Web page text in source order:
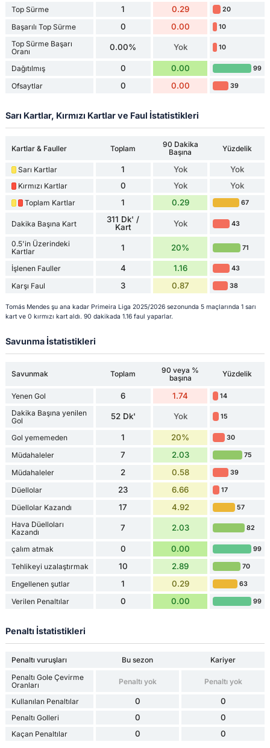
Top Sürme 1 0.29 20
Başarılı Top Sürme 0 0.00 10
Top Sürme Başarı
Oranı
0.00% Yok 10
Dağıtılmış 0 0.00 99
Ofsaytlar 0 0.00 39
Sarı Kartlar, Kırmızı Kartlar ve Faul İstatistikleri
Kartlar & Fauller Toplam
90 Dakika
Başına
Yüzdelik
Sarı Kartlar 1 Yok Yok
Kırmızı Kartlar 0 Yok Yok
Toplam Kartlar 1 0.29 67
Dakika Başına Kart
311 Dk' /
Kart
Yok 43
0.5'in Üzerindeki
Kartlar
1 20% 71
İşlenen Fauller 4 1.16 43
Karşı Faul 3 0.87 38
Tomás Mendes şu ana kadar Primeira Liga 2025/2026 sezonunda 5 maçlarında 1 sarı
kart ve 0 kırmızı kart aldı. 90 dakikada 1.16 faul yaparlar.
Savunma İstatistikleri
Savunmak Toplam
90 veya %
başına
Yüzdelik
Yenen Gol 6 1.74 14
Dakika Başına yenilen
Gol
52 Dk' Yok 15
Gol yememeden 1 20% 30
Müdahaleler 7 2.03 75
Müdahaleler 2 0.58 39
Düellolar 23 6.66 17
Düellolar Kazandı 17 4.92 57
Hava Düelloları
Kazandı
7 2.03 82
çalım atmak 0 0.00 99
Tehlikeyi uzalaştırmak 10 2.89 70
Engellenen şutlar 1 0.29 63
Verilen Penaltılar 0 0.00 99
Penaltı İstatistikleri
Penaltı vuruşları Bu sezon
Kariyer
Penaltı Gole Çevirme
Oranları
Penaltı yok Penaltı yok
Kullanılan Penaltılar 0 0
Penaltı Golleri 0 0
Kaçan Penaltılar 0 0